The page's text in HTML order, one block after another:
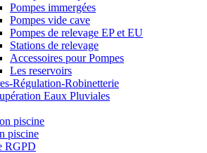
Pompes immergées
Pompes vide cave
Pompes de relevage EP et EU
Stations de relevage
Accessoires pour Pompes
Les reservoirs
Régulation-Robinetterie
Eaux Pluviales
piscine
piscine
RGPD